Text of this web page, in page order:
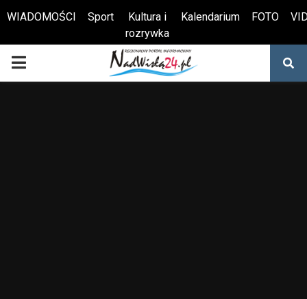
Otwórz pasek narzędzi
WIADOMOŚCI Sport
Kultura i
rozrywka
Kalendarium FOTO
PRIMARY